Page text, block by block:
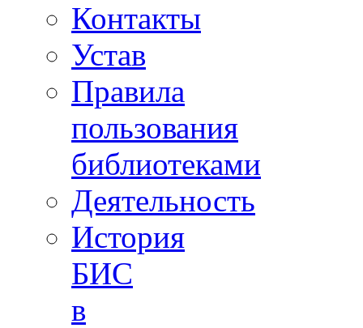
Контакты
Устав
Правила
пользования
библиотеками
Деятельность
История
БИС
в